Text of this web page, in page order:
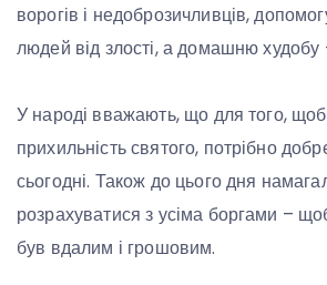
ворогів і недоброзичливців,
людей від злості, а домашню худобу
У народі вважають, що для того,
прихильність святого, потрібно
сьогодні. Також до цього дня
розрахуватися з усіма боргами –
був вдалим і грошовим.